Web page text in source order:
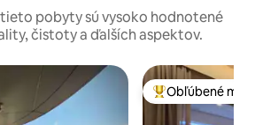
pobyty sú vysoko hodnotené
čistoty a ďalších aspektov.
Najobľúbenejšie
Obľúbené